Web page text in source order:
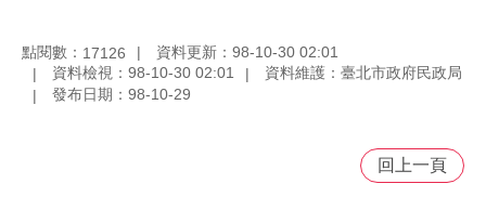
點閱數： 17126
資料更新：98-10-30 02:01
資料檢視：98-10-30 02:01
資料維護：臺北市政府民政局
發布日期：98-10-29
回上一頁